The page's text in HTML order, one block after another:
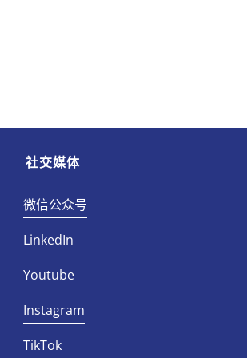
社交媒体
微信公众号
LinkedIn
Youtube
Instagram
TikTok